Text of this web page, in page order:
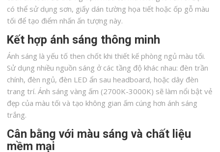
có thể sử dụng sơn, giấy dán tường họa tiết hoặc ốp gỗ màu
tối để tạo điểm nhấn ấn tượng này.
Kết hợp ánh sáng thông minh
Ánh sáng là yếu tố then chốt khi thiết kế phòng ngủ màu tối.
Sử dụng nhiều nguồn sáng ở các tầng độ khác nhau: đèn trần
chính, đèn ngủ, đèn LED ẩn sau headboard, hoặc dây đèn
trang trí. Ánh sáng vàng ấm (2700K-3000K) sẽ làm nổi bật vẻ
đẹp của màu tối và tạo không gian ấm cúng hơn ánh sáng
trắng.
Cân bằng với màu sáng và chất liệu
mềm mại